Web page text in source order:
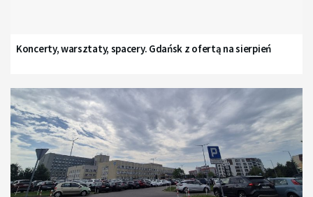
Koncerty, warsztaty, spacery. Gdańsk z ofertą na sierpień